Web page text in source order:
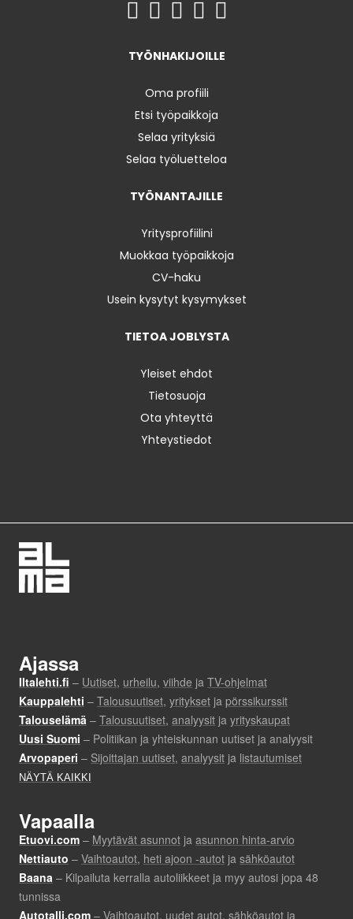
TYÖNHAKIJOILLE
Oma profiili
Etsi työpaikkoja
Selaa yrityksiä
Selaa työluetteloa
TYÖNANTAJILLE
Yritysprofiilini
Muokkaa työpaikkoja
CV-haku
Usein kysytyt kysymykset
TIETOA JOBLYSTA
Yleiset ehdot
Tietosuoja
Ota yhteyttä
Yhteystiedot